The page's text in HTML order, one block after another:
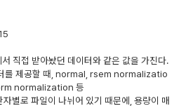
직접 받아놨던 데이터와 같은 값을 가진다.
를 제공할 때, normal, rsem normalizatio
normalization 등
별로 파일이 나뉘어 있기 때문에, 용량이 매